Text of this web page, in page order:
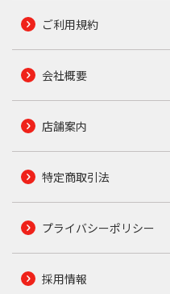
ご利用規約
会社概要
店舗案内
特定商取引法
プライバシーポリシー
採用情報